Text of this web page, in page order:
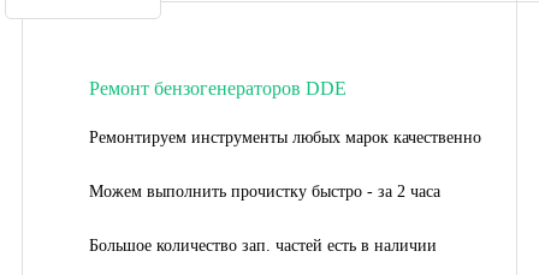
Ремонт бензогенераторов DDE
Ремонтируем инструменты любых марок качественно
Можем выполнить прочистку быстро - за 2 часа
Большое количество зап. частей есть в наличии